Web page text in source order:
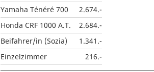
Yamaha Ténéré 700
2.674.-
Honda CRF 1000 A.T.
2.684.-
Beifahrer/in (Sozia)
1.341.-
Einzelzimmer
216.-